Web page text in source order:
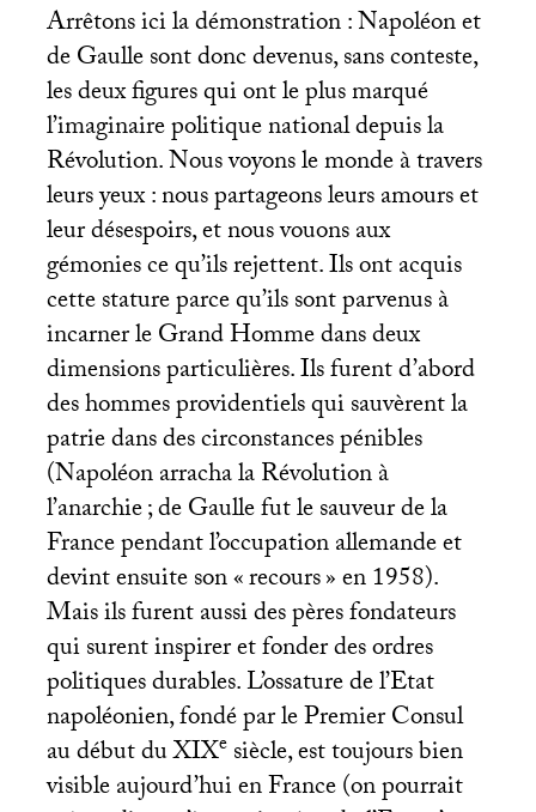
Arrêtons ici la démonstration : Napoléon et
de Gaulle sont donc devenus, sans conteste,
les deux figures qui ont le plus marqué
l’imaginaire politique national depuis la
Révolution. Nous voyons le monde à travers
leurs yeux : nous partageons leurs amours et
leur désespoirs, et nous vouons aux
gémonies ce qu’ils rejettent. Ils ont acquis
cette stature parce qu’ils sont parvenus à
incarner le Grand Homme dans deux
dimensions particulières. Ils furent d’abord
des hommes providentiels qui sauvèrent la
patrie dans des circonstances pénibles
(Napoléon arracha la Révolution à
l’anarchie; de Gaulle fut le sauveur de la
France pendant l’occupation allemande et
devint ensuite son «recours» en 1958).
Mais ils furent aussi des pères fondateurs
qui surent inspirer et fonder des ordres
politiques durables. L’ossature de l’Etat
napoléonien, fondé par le Premier Consul
au début duXIXesiècle, est toujours bien
visible aujourd’hui en France (on pourrait